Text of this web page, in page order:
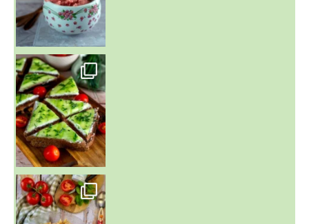
~ SALADE DE PÂTES AUX DEUX TOMATES THON ET BURRA